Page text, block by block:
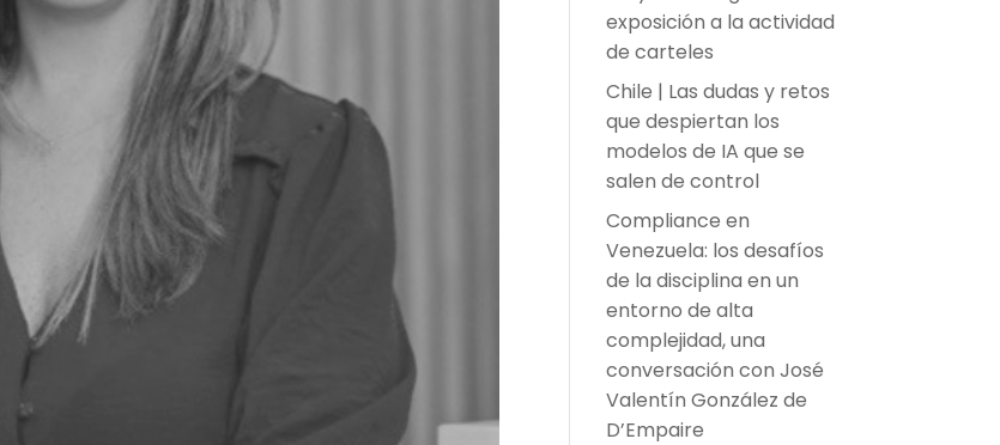
exposición a la actividad
de carteles
Chile | Las dudas y retos
que despiertan los
modelos de IA que se
salen de control
Compliance en
Venezuela: los desafíos
de la disciplina en un
entorno de alta
complejidad, una
conversación con José
Valentín González de
D’Empaire